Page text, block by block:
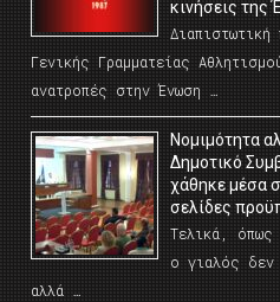
κινήσεις της
Διαπιστωτική
Γενικής Γραμματείας
ανατροπές στην Ένωση …
Νομιμότητα
Δημοτικό
χάθηκε μέσα
σελίδες
Τελικά, όπως
ο γιαλός δεν
αλλά …